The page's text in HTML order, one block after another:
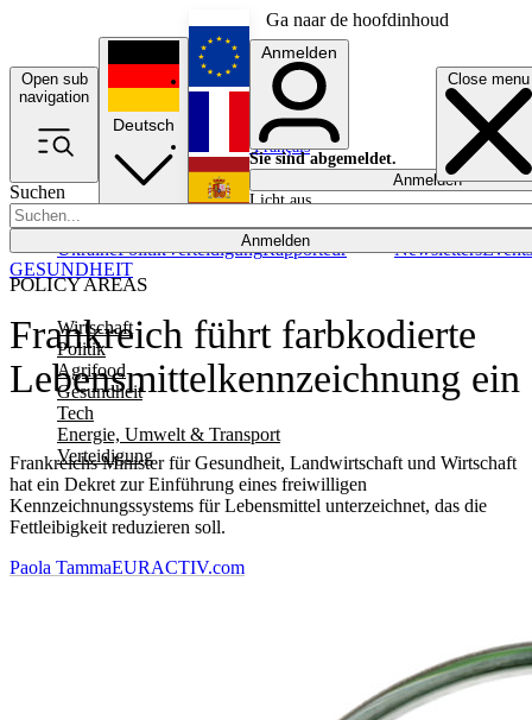
Ga naar de hoofdinhoud
Open sub
navigation
Close menu
Suchen
Anmelden
POLICY AREAS
Wirtschaft
Politik
Agrifood
Gesundheit
Tech
Energie, Umwelt & Transport
Verteidigung
UkrainePolitikVerteidigungRapporteur NewslettersEvents
Deutsch
English
Français
Anmelden
Sie sind abgemeldet.
Anmelden
Licht aus
Frankreich führt farbkodierte
Lebensmittelkennzeichnung ein
Frankreichs Minister für Gesundheit, Landwirtschaft und Wirtschaft
hat ein Dekret zur Einführung eines freiwilligen
Kennzeichnungssystems für Lebensmittel unterzeichnet, das die
Fettleibigkeit reduzieren soll.
GESUNDHEIT
Paola TammaEURACTIV.com